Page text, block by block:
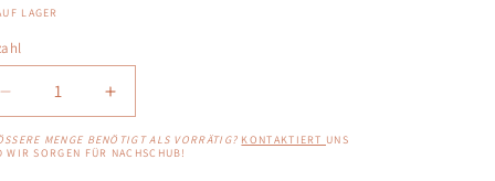
LAGER
Verringere
die
Menge
Erhöhe
die
Menge
MENGE BENÖTIGT ALS VORRÄTIG? KONTAKTIERT UNS
WIR SORGEN FÜR NACHSCHUB!